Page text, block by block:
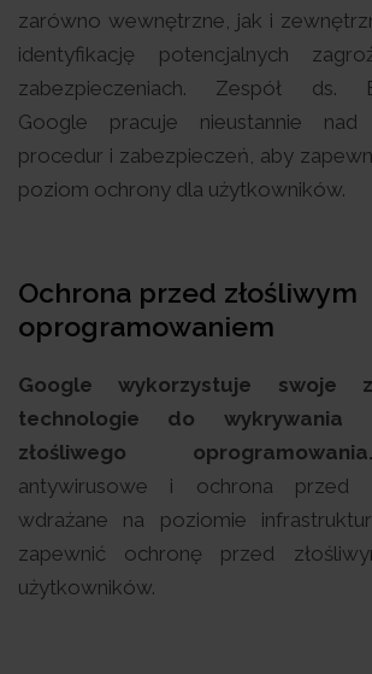
zarówno wewnętrzne, jak i
identyfikację potencjalnych
zabezpieczeniach. Zespół ds.
Google pracuje nieustannie nad
procedur i zabezpieczeń, aby
poziom ochrony dla użytkowników.
Ochrona przed złośliwym
oprogramowaniem
Google wykorzystuje swoje
technologie do wykrywania
złośliwego oprogramowania.
antywirusowe i ochrona przed
wdrażane na poziomie
zapewnić ochronę przed
użytkowników.